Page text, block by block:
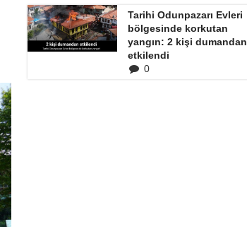
Tarihi Odunpazarı Evleri
bölgesinde korkutan
yangın: 2 kişi dumandan
etkilendi
0